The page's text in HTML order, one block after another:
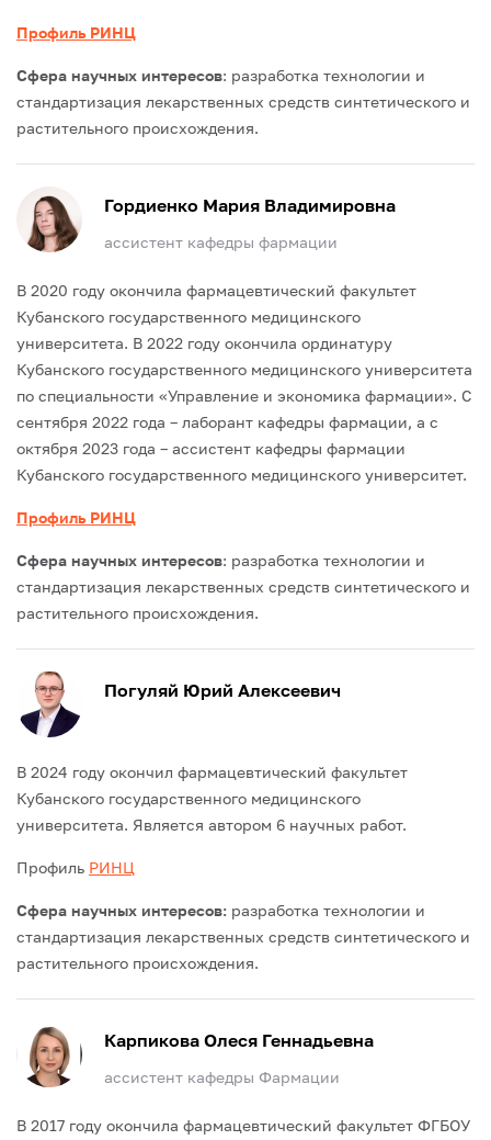
Профиль РИНЦ
Сфера научных интересов: разработка технологии и
стандартизация лекарственных средств синтетического и
растительного происхождения.
Гордиенко Мария Владимировна
ассистент кафедры фармации
В 2020 году окончила фармацевтический факультет
Кубанского государственного медицинского
университета. В 2022 году окончила ординатуру
Кубанского государственного медицинского университета
по специальности «Управление и экономика фармации». С
сентября 2022 года – лаборант кафедры фармации, а с
октября 2023 года – ассистент кафедры фармации
Кубанского государственного медицинского университет.
Профиль РИНЦ
Сфера научных интересов: разработка технологии и
стандартизация лекарственных средств синтетического и
растительного происхождения.
Погуляй Юрий Алексеевич
В 2024 году окончил фармацевтический факультет
Кубанского государственного медицинского
университета. Является автором 6 научных работ.
Профиль РИНЦ
Сфера научных интересов: разработка технологии и
стандартизация лекарственных средств синтетического и
растительного происхождения.
Карпикова Олеся Геннадьевна
ассистент кафедры Фармации
В 2017 году окончила фармацевтический факультет ФГБОУ